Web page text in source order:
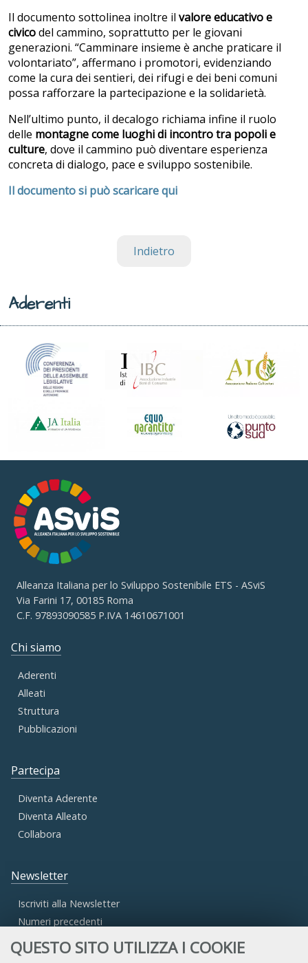
QUESTO SITO UTILIZZA I COOKIE
Il documento sottolinea inoltre il valore educativo e
civicodel cammino, soprattutto per le giovani
generazioni. “Camminare insieme è anche praticare il
volontariato”, affermano i promotori, evidenziando
come la cura dei sentieri, dei rifugi e dei beni comuni
possa rafforzare la partecipazione e la solidarietà.
Nell’ultimo punto, il decalogo richiama infine il ruolo
delle montagne come luoghi di incontro tra popoli e
culture, dove il cammino può diventare esperienza
concreta di dialogo, pace e sviluppo sostenibile.
Il documento si può scaricare qui
Indietro
Aderenti
Alleanza Italiana per lo Sviluppo Sostenibile ETS - ASviS
Via Farini 17, 00185 Roma
C.F. 97893090585 P.IVA 14610671001
Chi siamo
Aderenti
Alleati
Struttura
Pubblicazioni
Partecipa
Diventa Aderente
Diventa Alleato
Collabora
Newsletter
Iscriviti alla Newsletter
Numeri precedenti